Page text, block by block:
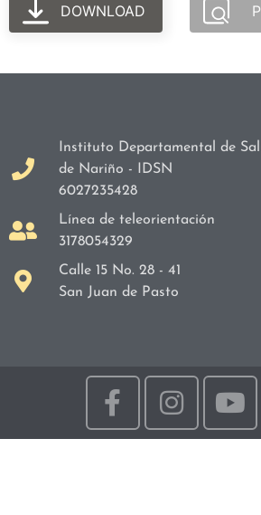
DOWNLOAD
Instituto Departamental de
de Nariño - IDSN
6027235428
Línea de teleorientación
3178054329
Calle 15 No. 28 - 41
San Juan de Pasto